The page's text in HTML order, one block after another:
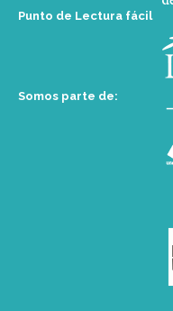
Punto de Lectura fácil
Somos parte de: